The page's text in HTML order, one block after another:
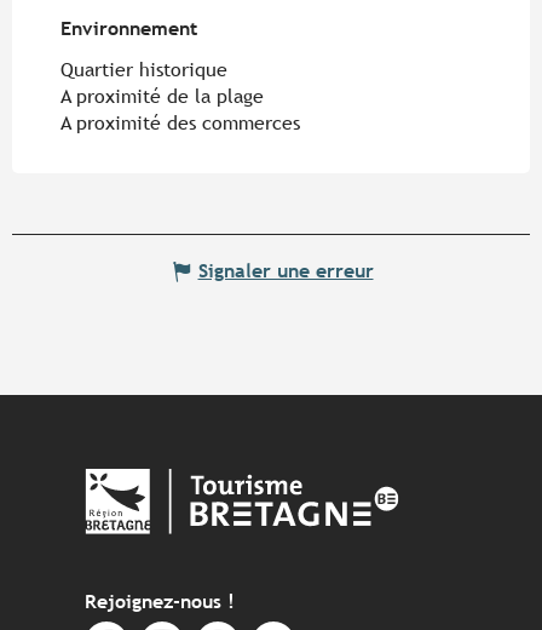
Environnement
Environnement
Quartier historique
A proximité de la plage
A proximité des commerces
Signaler une erreur
Rejoignez-nous !